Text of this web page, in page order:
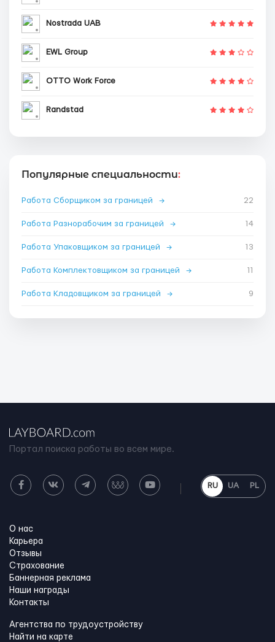
Nostrada UAB
EWL Group
OTTO Work Force
Randstad
Популярные специальности:
Работа Сборщиком за границей → 22
Работа Разнорабочим за границей → 14
Работа Упаковщиком за границей → 13
Работа Комплектовщиком за границей → 11
Работа Кладовщиком за границей → 9
Портал поиска работы во всем мире.
RU UA PL
О нас
Карьера
Отзывы
Страхование
Баннерная реклама
Наши награды
Контакты
Агентства по трудоустройству
Найти на карте